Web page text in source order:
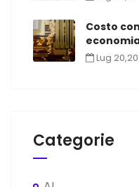
Costo
Lug
Categorie